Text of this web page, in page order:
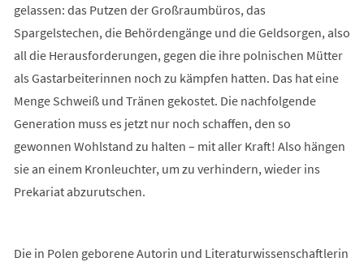
gelassen: das Putzen der Großraumbüros, das
Spargelstechen, die Behördengänge und die Geldsorgen, also
all die Herausforderungen, gegen die ihre polnischen Mütter
als Gastarbeiterinnen noch zu kämpfen hatten. Das hat eine
Menge Schweiß und Tränen gekostet. Die nachfolgende
Generation muss es jetzt nur noch schaffen, den so
gewonnen Wohlstand zu halten – mit aller Kraft! Also hängen
sie an einem Kronleuchter, um zu verhindern, wieder ins
Prekariat abzurutschen.
Die in Polen geborene Autorin und Literaturwissenschaftlerin